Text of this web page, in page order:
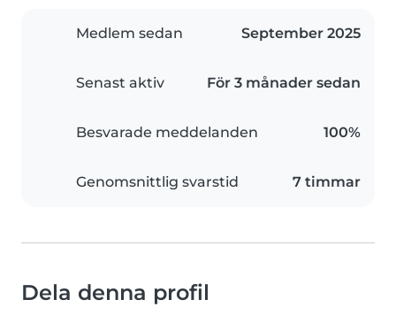
Medlem sedan September 2025
Senast aktiv För 3 månader sedan
Besvarade meddelanden 100%
Genomsnittlig svarstid 7 timmar
Dela denna profil